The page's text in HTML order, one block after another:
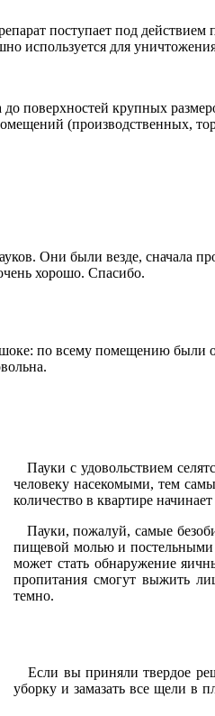
поступает под
используется для
поверхностей крупных
(производственных,
Они были везде, сначала
хорошо. Спасибо.
по всему помещению были
Пауки с удовольствием
человеку насекомыми, тем
количество в квартире
Пауки, пожалуй, самые
пищевой молью и постельными
может стать обнаружение
пропитания смогут выжить
темно.
Если вы приняли твердое
уборку и замазать все щели в